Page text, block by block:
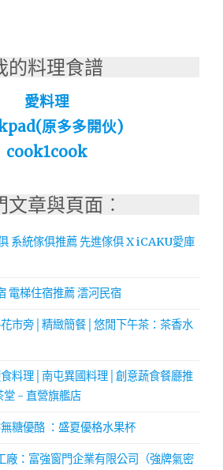
的料理食譜
愛料理
原多多開伙)
cook1cook
文章與頁面︰
系統傢俱推薦 先進傢俱 X iCAKU愛庫
電梯住宿推薦 澐河民宿
市旁│精緻簡餐│悠閒下午茶：茶香水
料理│南屯異國料理│創意蔬食餐廳推
堂 - 直營旗艦店
糖優酪 ：盛夏優格水果杯
廠：富強窗門企業有限公司（強牌氣密